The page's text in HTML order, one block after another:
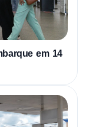
em 14